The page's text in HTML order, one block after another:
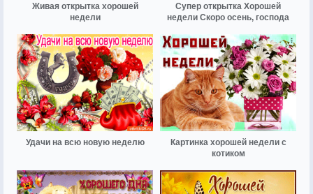
Живая открытка хорошей
недели
Супер открытка Хорошей
недели Скоро осень, господа
Удачи на всю новую неделю
Картинка хорошей недели с
котиком